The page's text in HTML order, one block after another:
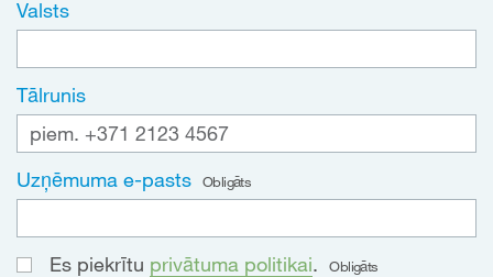
Valsts
Tālrunis
Uzņēmuma e-pasts Obligāts
Es piekrītu privātuma politikai. Obligāts